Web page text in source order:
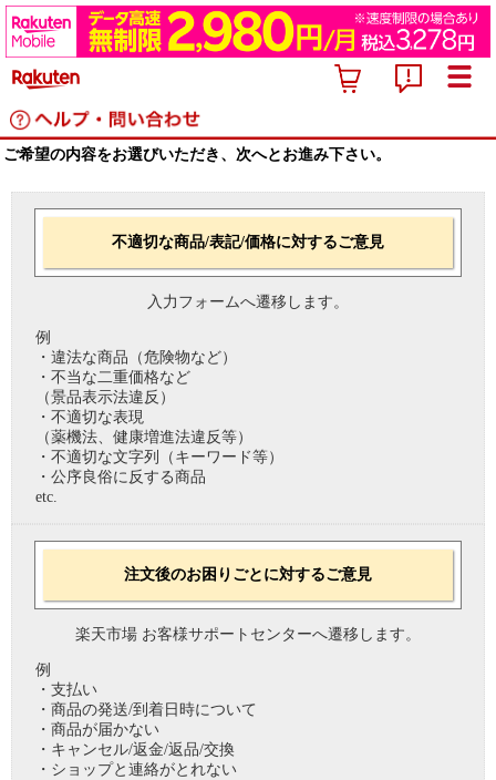
ご希望の内容をお選びいただき、次へとお進み下さい。
不適切な商品/表記/価格に対するご意見
入力フォームへ遷移します。
例
・違法な商品（危険物など）
・不当な二重価格など
（景品表示法違反）
・不適切な表現
（薬機法、健康増進法違反等）
・不適切な文字列（キーワード等）
・公序良俗に反する商品
etc.
注文後のお困りごとに対するご意見
楽天市場 お客様サポートセンターへ遷移します。
例
・支払い
・商品の発送/到着日時について
・商品が届かない
・キャンセル/返金/返品/交換
・ショップと連絡がとれない